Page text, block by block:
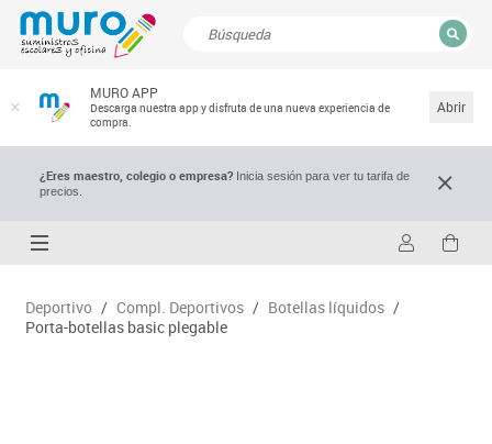
MURO APP
Descarga nuestra app y disfruta de una nueva experiencia de
compra.
Abrir
¿Eres maestro, colegio o empresa?Inicia sesión para ver tu tarifa de
precios.
Deportivo / Compl. Deportivos / Botellas líquidos /
Porta-botellas basic plegable